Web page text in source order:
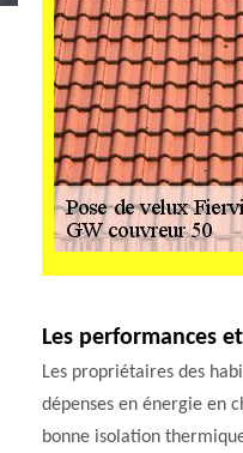
Les performances
Les propriétaires des
dépenses en énergie en
bonne isolation